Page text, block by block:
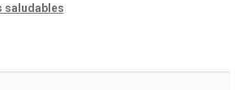
saludables